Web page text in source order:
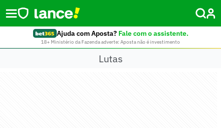
Ajuda com Aposta? Fale com o assistente.
18+ Ministério da Fazenda adverte: Aposta não é investimento
Lutas